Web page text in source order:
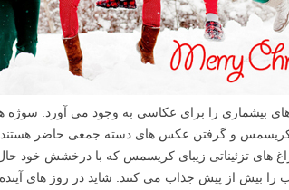
را برای عکاسی به وجود می آورد. سوژه
و گرفتن عکس های دسته جمعی حاضر هستند.
چراغ های تزئیناتی زیبای کریسمس که با درخشش خود
بیش از پیش جذاب می کنند. شاید در روز های